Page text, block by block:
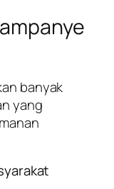
banyak
yang